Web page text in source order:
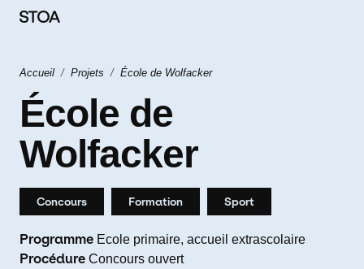
Aller au contenu principal
Fil d'Ariane
Accueil Projets École de Wolfacker
École de
Wolfacker
Concours Formation Sport
Programme Ecole primaire, accueil extrascolaire
Procédure Concours ouvert